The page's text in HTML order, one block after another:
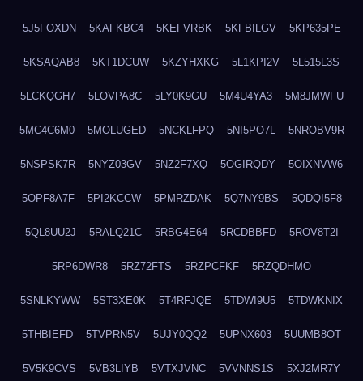
5J5FOXDN 5KAFKBC4 5KEFVRBK 5KFBILGV 5KP635PE
5KSAQAB8 5KT1DCUW 5KZYHXKG 5L1KPI2V 5L515L3S
5LCKQGH7 5LOVPA8C 5LY0K9GU 5M4U4YA3 5M8JMWFU
5MC4C6M0 5MOLUGED 5NCKLFPQ 5NI5PO7L 5NROBV9R
5NSPSK7R 5NYZ03GV 5NZ2F7XQ 5OGIRQDY 5OIXNVW6
5OPF8A7F 5PI2KCCW 5PMRZDAK 5Q7NY9BS 5QDQI5F8
5QL8UU2J 5RALQ21C 5RBG4E64 5RCDBBFD 5ROV8T2I
5RP6DWR8 5RZ72FTS 5RZPCFKF 5RZQDHMO
5SNLKYWW 5ST3XE0K 5T4RFJQE 5TDWI9U5 5TDWKNIX
5THBIEFD 5TVPRN5V 5UJY0QQ2 5UPNX603 5UUMB8OT
5V5K9CVS 5VB3LIYB 5VTXJVNC 5VVNNS1S 5XJ2MR7Y